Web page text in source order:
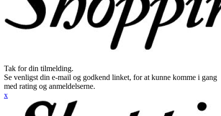
Tak for din tilmelding.
Se venligst din e-mail og godkend linket, for at kunne komme i gang
med rating og anmeldelserne.
x